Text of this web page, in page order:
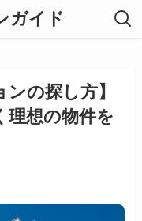
ガイド
ンの探し方】
理想の物件を